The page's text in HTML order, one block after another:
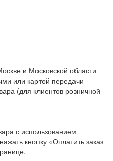
и Московской области
или картой передачи
(для клиентов розничной
с использованием
кнопку «Оплатить заказ